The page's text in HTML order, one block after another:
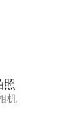
照
机